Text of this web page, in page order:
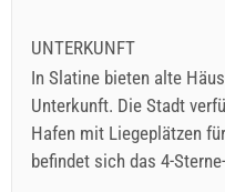
UNTERKUNFT
In Slatine bieten alte
Unterkunft. Die Stadt
Hafen mit Liegeplätzen
befindet sich das 4-